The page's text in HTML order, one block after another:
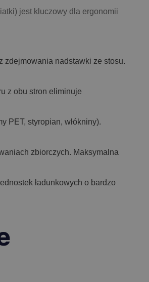
jest kluczowy dla ergonomii
zdejmowania nadstawki ze stosu.
z obu stron eliminuje
PET, styropian, włókniny).
zbiorczych. Maksymalna
ładunkowych o bardzo